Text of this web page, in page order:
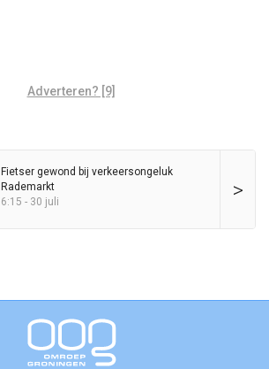
Adverteren? [9]
>
Fietser gewond bij verkeersongeluk
Rademarkt
6:15 - 30 juli